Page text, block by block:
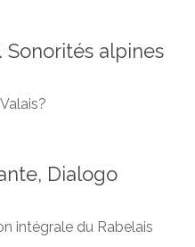
Sonorités alpines
Dialogo
intégrale du Rabelais